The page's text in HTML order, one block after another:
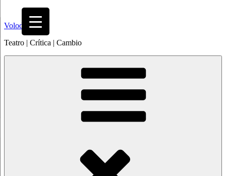
contenido
Volodia
Teatro | Crítica | Cambio